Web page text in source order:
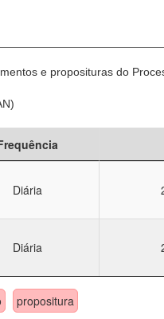
e proposituras do
Diária
Diária
propositura